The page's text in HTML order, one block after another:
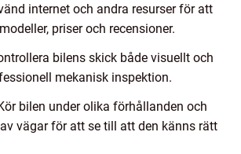
internet och andra resurser för att
priser och recensioner.
bilens skick både visuellt och
mekanisk inspektion.
bilen under olika förhållanden och
vägar för att se till att den känns rätt